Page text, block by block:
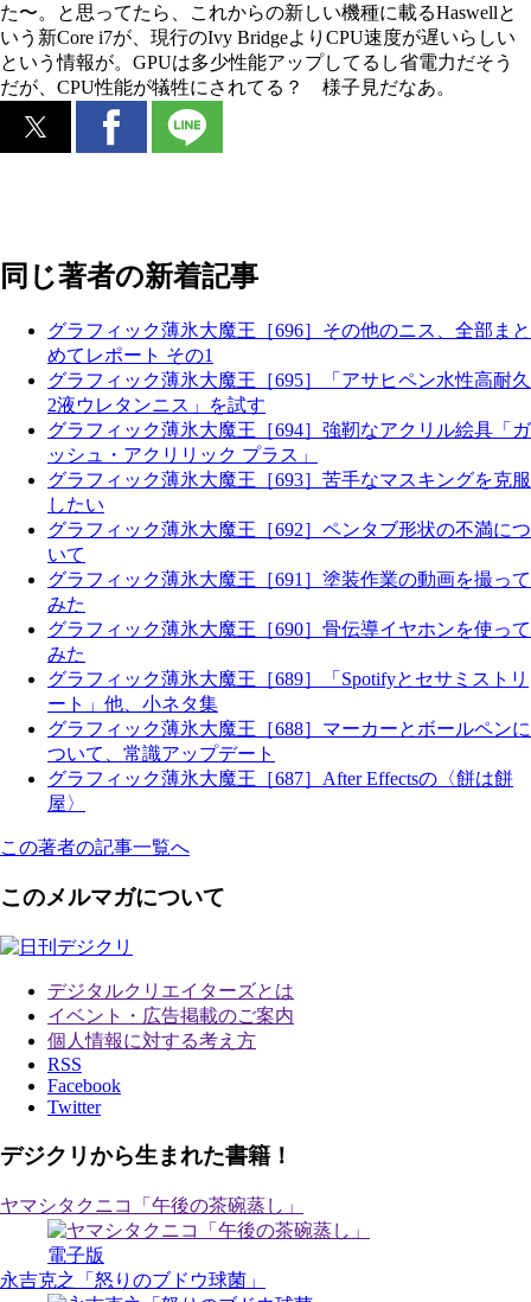
た〜。と思ってたら、これからの新しい機種に載るHaswellと
いう新Core i7が、現行のIvy BridgeよりCPU速度が遅いらしい
という情報が。GPUは多少性能アップしてるし省電力だそう
だが、CPU性能が犠牲にされてる？ 様子見だなあ。
同じ著者の新着記事
グラフィック薄氷大魔王［696］その他のニス、全部まと
めてレポート その1
グラフィック薄氷大魔王［695］「アサヒペン水性高耐久
2液ウレタンニス」を試す
グラフィック薄氷大魔王［694］強靭なアクリル絵具「ガ
ッシュ・アクリリック プラス」
グラフィック薄氷大魔王［693］苦手なマスキングを克服
したい
グラフィック薄氷大魔王［692］ペンタブ形状の不満につ
いて
グラフィック薄氷大魔王［691］塗装作業の動画を撮って
みた
グラフィック薄氷大魔王［690］骨伝導イヤホンを使って
みた
グラフィック薄氷大魔王［689］「Spotifyとセサミストリ
ート」他、小ネタ集
グラフィック薄氷大魔王［688］マーカーとボールペンに
ついて、常識アップデート
グラフィック薄氷大魔王［687］After Effectsの〈餅は餅
屋〉
この著者の記事一覧へ
このメルマガについて
デジタルクリエイターズとは
イベント・広告掲載のご案内
個人情報に対する考え方
RSS
Facebook
Twitter
デジクリから生まれた書籍！
ヤマシタクニコ「午後の茶碗蒸し」
電子版
永吉克之「怒りのブドウ球菌」